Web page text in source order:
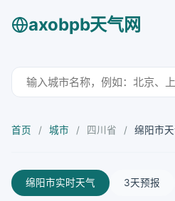
axobpb天气网
首页 / 城市 / 四川省 / 绵阳市
绵阳市实时天气 3天预报